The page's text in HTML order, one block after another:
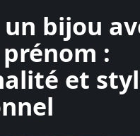
un bijou
:
et